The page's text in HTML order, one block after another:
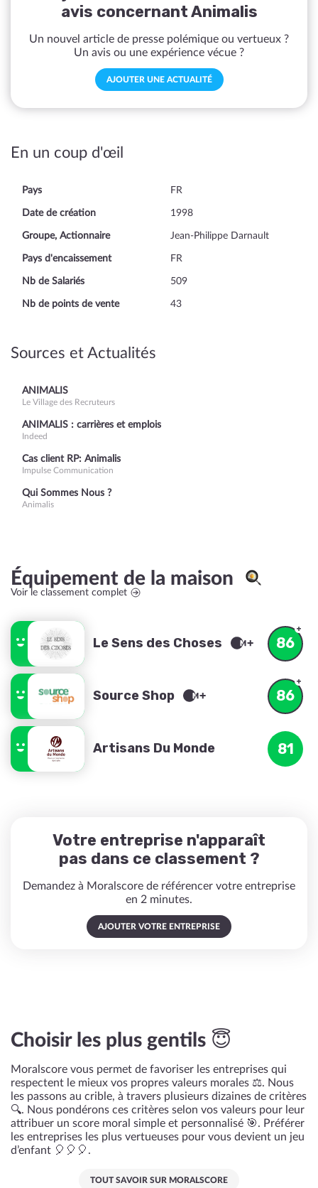
avis concernant Animalis
Un nouvel article de presse polémique ou vertueux ?
Un avis ou une expérience vécue ?
AJOUTER UNE ACTUALITÉ
En un coup d'œil
Pays FR
Date de création 1998
Groupe, Actionnaire Jean-Philippe Darnault
Pays d'encaissement FR
Nb de Salariés 509
Nb de points de vente 43
Sources et Actualités
ANIMALIS
Le Village des Recruteurs
ANIMALIS : carrières et emplois
Indeed
Cas client RP: Animalis
Impulse Communication
Qui Sommes Nous ?
Animalis
Équipement de la maison
Voir le classement complet
Le Sens des Choses 86
Source Shop 86
Artisans Du Monde 81
Votre entreprise n'apparaît
pas dans ce classement ?
Demandez à Moralscore de référencer votre entreprise
en 2 minutes.
AJOUTER VOTRE ENTREPRISE
Choisir les plus gentils 😇
Moralscore vous permet de favoriser les entreprises qui
respectent le mieux vos propres valeurs morales ⚖️. Nous
les passons au crible, à travers plusieurs dizaines de critères
🔍. Nous pondérons ces critères selon vos valeurs pour leur
attribuer un score moral simple et personnalisé 🎯. Préférer
les entreprises les plus vertueuses pour vous devient un jeu
d’enfant 🎈🎈🎈.
TOUT SAVOIR SUR MORALSCORE